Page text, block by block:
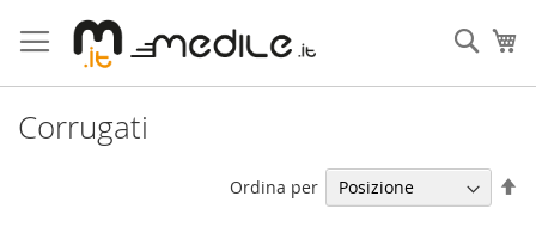
al
contenuto
Cerca
Corrugati
Ordina per